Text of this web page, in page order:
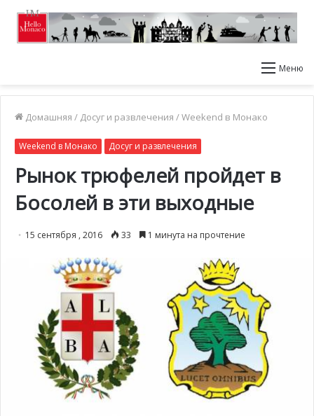
Меню
Домашняя / Досуг и развлечения /Weekend в Монако
Weekend в Монако Досуг и развлечения
Рынок трюфелей пройдет в
Босолей в эти выходные
15 сентября , 2016 33 1 минута на прочтение